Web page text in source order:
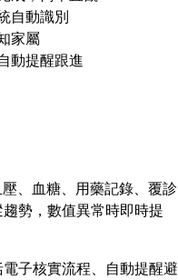
自動識別
家屬
動提醒跟進
、血糖、用藥記錄、覆診
勢，數值異常時即時提
子核實流程、自動提醒避